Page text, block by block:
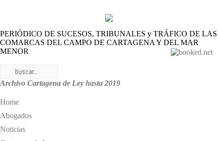
PERIÓDICO DE SUCESOS, TRIBUNALES y TRÁFICO DE LAS
COMARCAS DEL CAMPO DE CARTAGENA Y DEL MAR
MENOR
Archivo Cartagena de Ley hasta 2019
Home
Abogados
Noticias